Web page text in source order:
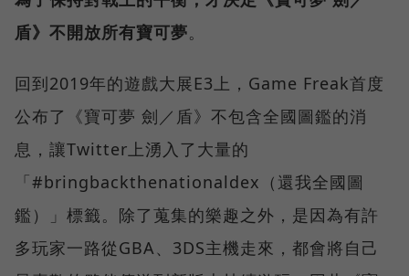
盾》不開放所有寶可夢。
回到2019年的遊戲大展E3上，Game Freak首度
公布了《寶可夢 劍／盾》不包含全國圖鑑的消
息，讓Twitter上湧入了大量的
「#bringbackthenationaldex（還我全國圖
鑑）」標籤。除了蒐集的樂趣之外，是因為有許
多玩家一路從GBA、3DS主機走來，都會將自己